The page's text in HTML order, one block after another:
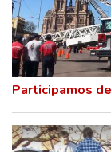
Participamos